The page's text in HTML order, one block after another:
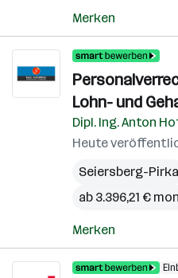
Merken
Lohn- und
Dipl. Ing. Anton
Heute
Seiersberg-Pirka
ab 3.396,21 €
Merken